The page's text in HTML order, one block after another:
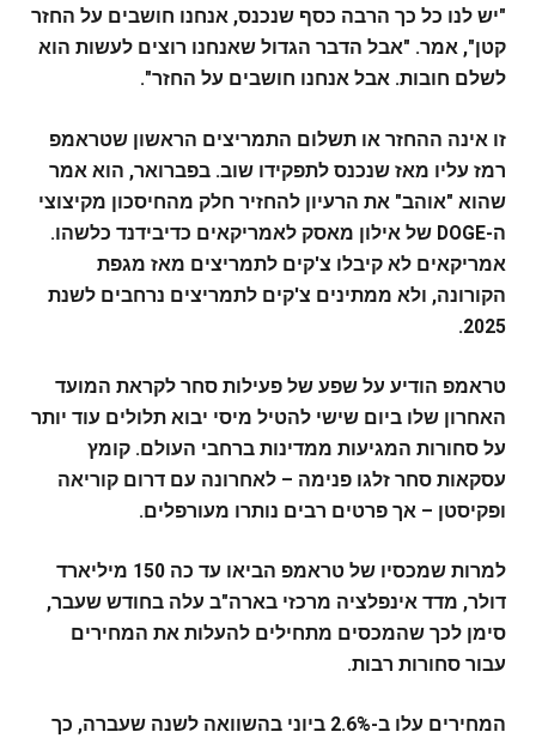
"יש לנו כל כך הרבה כסף שנכנס, אנחנו חושבים על החזר
קטן", אמר. "אבל הדבר הגדול שאנחנו רוצים לעשות הוא
לשלם חובות. אבל אנחנו חושבים על החזר".
זו אינה ההחזר או תשלום התמריצים הראשון שטראמפ
רמז עליו מאז שנכנס לתפקידו שוב. בפברואר, הוא אמר
שהוא "אוהב" את הרעיון להחזיר חלק מהחיסכון מקיצוצי
ה-DOGE של אילון מאסק לאמריקאים כדיבידנד כלשהו.
אמריקאים לא קיבלו צ'קים לתמריצים מאז מגפת
הקורונה, ולא ממתינים צ'קים לתמריצים נרחבים לשנת
2025.
טראמפ הודיע על שפע של פעילות סחר לקראת המועד
האחרון שלו ביום שישי להטיל מיסי יבוא תלולים עוד יותר
על סחורות המגיעות ממדינות ברחבי העולם. קומץ
עסקאות סחר זלגו פנימה – לאחרונה עם דרום קוריאה
ופקיסטן – אך פרטים רבים נותרו מעורפלים.
למרות שמכסיו של טראמפ הביאו עד כה 150 מיליארד
דולר, מדד אינפלציה מרכזי בארה"ב עלה בחודש שעבר,
סימן לכך שהמכסים מתחילים להעלות את המחירים
עבור סחורות רבות.
המחירים עלו ב-2.6% ביוני בהשוואה לשנה שעברה, כך